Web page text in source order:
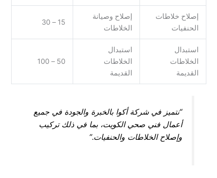
إصلاح خلاطات
الحنفيات
إصلاح وصيانة
الخلاطات
15 – 30
استبدال
الخلاطات
القديمة
استبدال
الخلاطات
القديمة
50 – 100
“نتميز في شركة أكوا بالخبرة والجودة في جميع
أعمال فني صحي الكويت، بما في ذلك تركيب
وإصلاح الخلاطات والحنفيات.”